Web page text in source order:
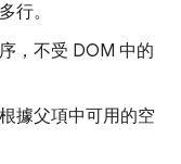
行。
，不受 DOM 中的
據父項中可用的空